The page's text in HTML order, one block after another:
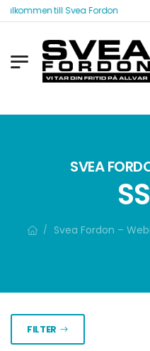
till Svea Fordon
SVEA
/ Svea Fordon –
FILTER